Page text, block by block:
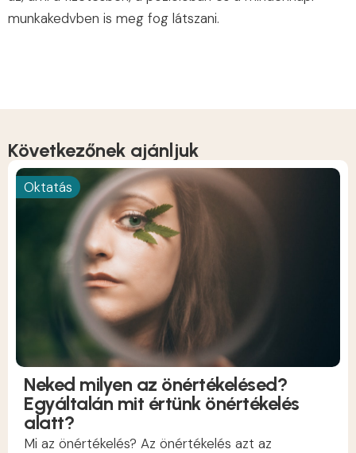
munkakedvben is meg fog látszani.
Következőnek ajánljuk
Oktatás
Neked milyen az önértékelésed?
Egyáltalán mit értünk önértékelés
alatt?
Mi az önértékelés? Az önértékelés azt az